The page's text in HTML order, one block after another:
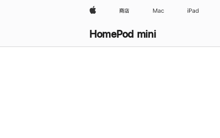
Apple 商店 Mac iPad
HomePod mini